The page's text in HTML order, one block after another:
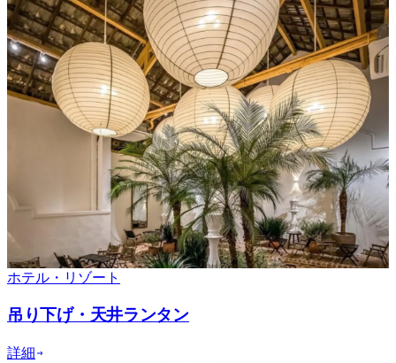
ホテル・リゾート
吊り下げ・天井ランタン
詳細